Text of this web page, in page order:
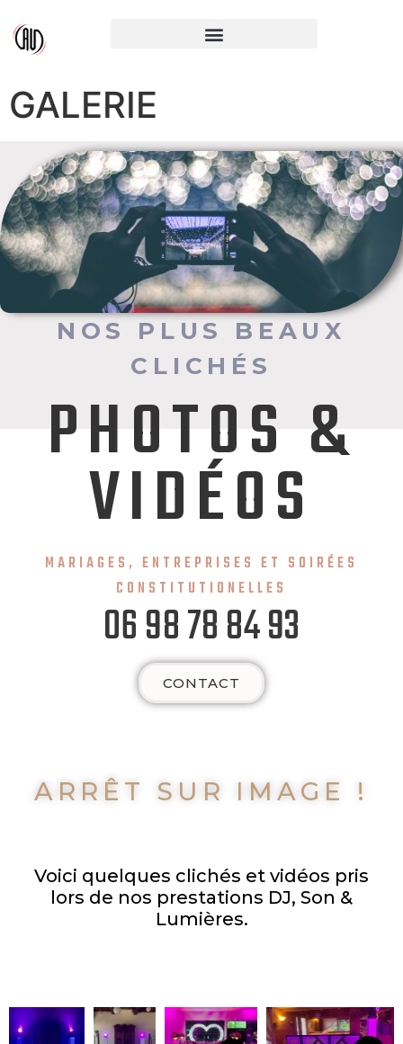
GALERIE
NOS PLUS BEAUX
CLICHÉS
PHOTOS &
VIDÉOS
MARIAGES, ENTREPRISES ET SOIRÉES
CONSTITUTIONELLES
06 98 78 84 93
CONTACT
ARRÊT SUR IMAGE !
Voici quelques clichés et vidéos pris
lors de nos prestations DJ, Son &
Lumières.